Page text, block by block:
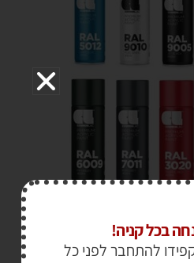
בכל קניה!
להתחבר לפני כל